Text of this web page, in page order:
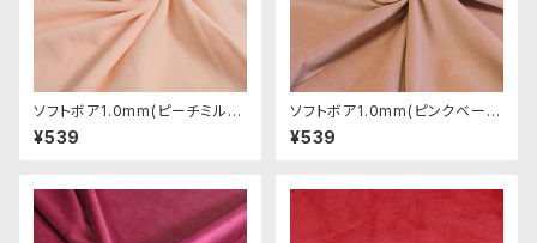
ソフトボア1.0mm(ピーチミル
ク)SSB053 ぬいぐるみ用短毛
ボア生地 20cm
¥539
ソフトボア1.0mm(ピンクベージ
ュ)SSB109 ぬいぐるみ用短毛
ボア生地 20cm
¥539